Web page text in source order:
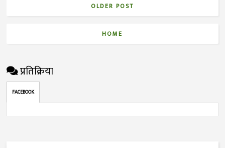
OLDER POST
HOME
प्रतिक्रिया
FACEBOOK